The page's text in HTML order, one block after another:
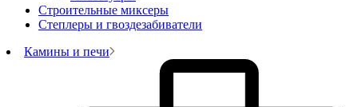
Строительные миксеры
Степлеры и гвоздезабиватели
Камины и печи